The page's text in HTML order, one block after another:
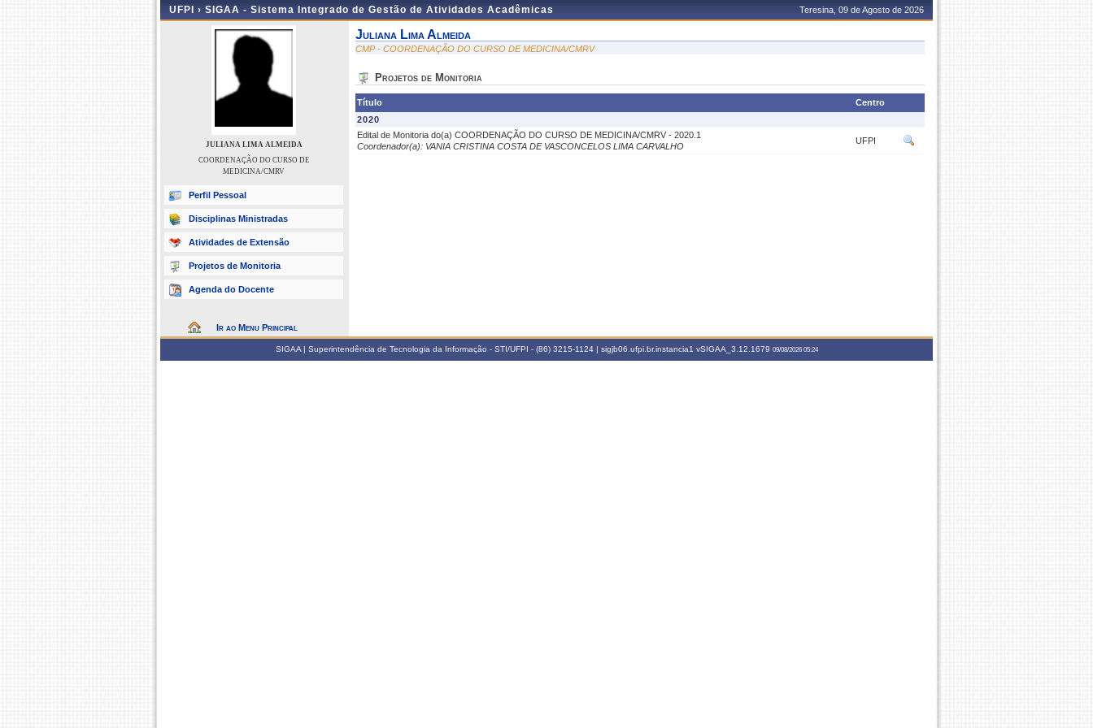
UFPI › SIGAA - Sistema Integrado de Gestão de Atividades Acadêmicas Teresina, 09 de Agosto de 2026
JULIANA LIMA ALMEIDA
COORDENAÇÃO DO CURSO DE
MEDICINA/CMRV
Perfil Pessoal
Disciplinas Ministradas
Atividades de Extensão
Projetos de Monitoria
Agenda do Docente
Ir ao Menu Principal
Juliana Lima Almeida
CMP - COORDENAÇÃO DO CURSO DE MEDICINA/CMRV
Projetos de Monitoria
Título
Centro
2020
Edital de Monitoria do(a) COORDENAÇÃO DO CURSO DE MEDICINA/CMRV - 2020.1
Coordenador(a): VANIA CRISTINA COSTA DE VASCONCELOS LIMA CARVALHO
UFPI
SIGAA | Superintendência de Tecnologia da Informação - STI/UFPI - (86) 3215-1124 | sigjb06.ufpi.br.instancia1 vSIGAA_3.12.1679 09/08/2026 05:24